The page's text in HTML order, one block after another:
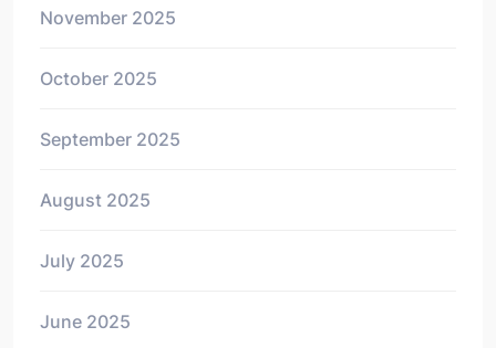
November 2025
October 2025
September 2025
August 2025
July 2025
June 2025